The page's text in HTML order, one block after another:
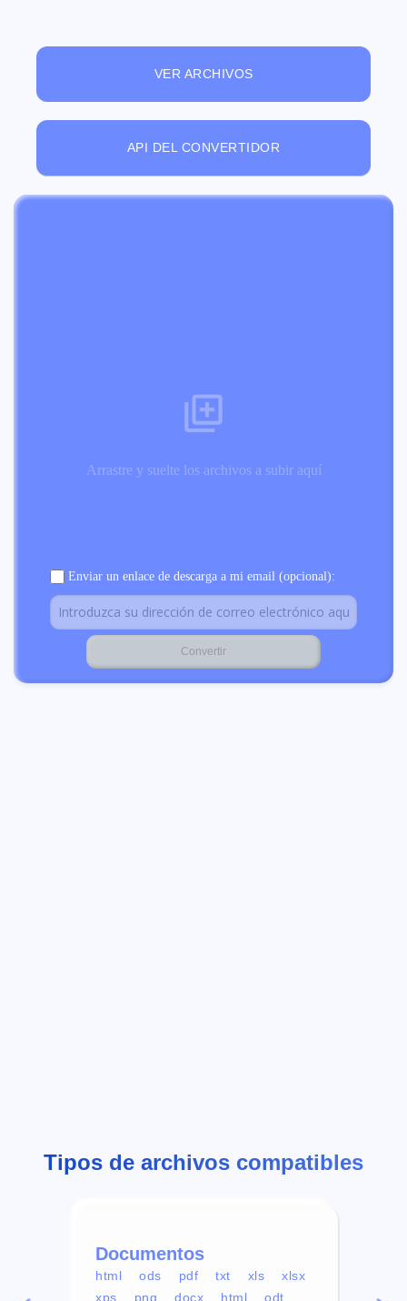
VER ARCHIVOS
API DEL CONVERTIDOR
Arrastre y suelte los archivos a subir aquí
Enviar un enlace de descarga a mi email (opcional):
Tipos de archivos compatibles
Documentos
html ods pdf txt xls
xlsx
xps
png docx html
odt
mp4